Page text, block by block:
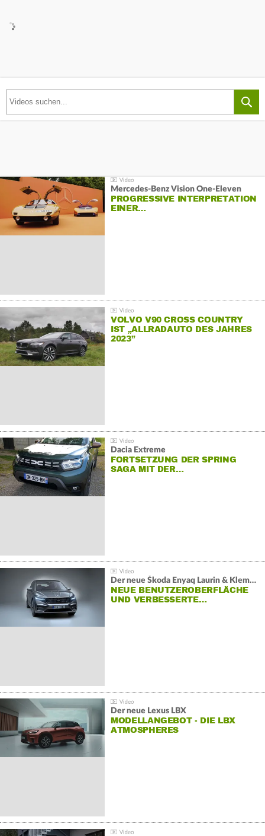
Mercedes-Benz Vision One-Eleven
PROGRESSIVE INTERPRETATION
EINER…
VOLVO V90 CROSS COUNTRY
IST „ALLRADAUTO DES JAHRES
2023”
Dacia Extreme
FORTSETZUNG DER SPRING
SAGA MIT DER…
Der neue Škoda Enyaq Laurin & Klement
NEUE BENUTZEROBERFLÄCHE
UND VERBESSERTE…
Der neue Lexus LBX
MODELLANGEBOT - DIE LBX
ATMOSPHERES